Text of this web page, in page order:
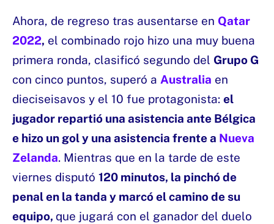
Ahora, de regreso tras ausentarse en Qatar
2022, el combinado rojo hizo una muy buena
primera ronda, clasificó segundo del Grupo G
con cinco puntos, superó a Australia en
dieciseisavos y el 10 fue protagonista: el
jugador repartió una asistencia ante Bélgica
e hizo un gol y una asistencia frente a Nueva
Zelanda. Mientras que en la tarde de este
viernes disputó 120 minutos, la pinchó de
penal en la tanda y marcó el camino de su
equipo, que jugará con el ganador del duelo